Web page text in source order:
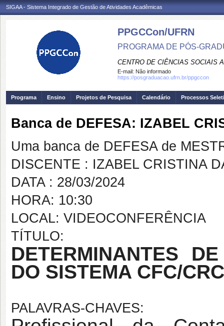
SIGAA - Sistema Integrado de Gestão de Atividades Acadêmicas
PPGCCon/UFRN
PROGRAMA DE PÓS-
CENTRO DE CIÊNCIAS SOCIAIS
E-mail: Não informado
https://posgraduacao.ufrn.br/ppgccon
Programa Ensino Projetos de Pesquisa Calendário Processos
Banca de DEFESA: IZABEL
Uma banca de DEFESA de
DISCENTE : IZABEL CRISTINA
DATA : 28/03/2024
HORA: 10:30
LOCAL: VIDEOCONFERÊNCIA
TÍTULO:
DETERMINANTES
DO SISTEMA CFC/
PALAVRAS-CHAVES: